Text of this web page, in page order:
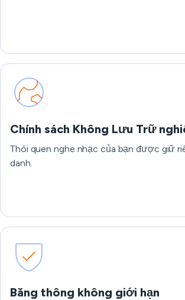
Chính sách Không Lưu Trữ
Thói quen nghe nhạc của bạn được giữ
danh.
Băng thông không giới hạn